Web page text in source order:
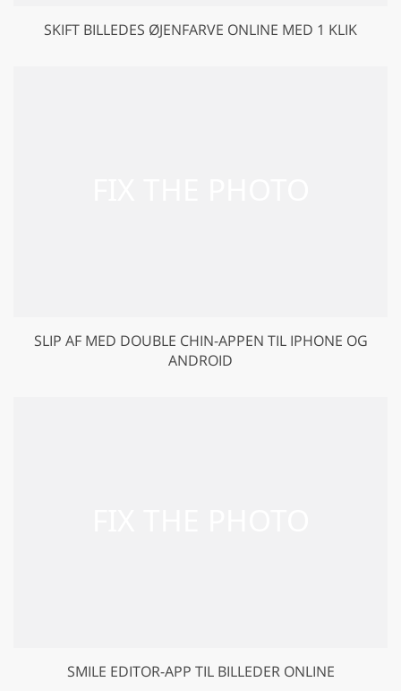
SKIFT BILLEDES ØJENFARVE ONLINE MED 1 KLIK
SLIP AF MED DOUBLE CHIN-APPEN TIL IPHONE OG
ANDROID
SMILE EDITOR-APP TIL BILLEDER ONLINE